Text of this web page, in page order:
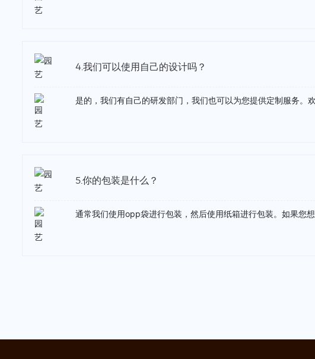
4.我们可以使用自己的设计吗？
是的，我们有自己的研发部门，我们也可以为您提供定制服务。
5.你的包装是什么？
通常我们使用opp袋进行包装，然后使用纸箱进行包装。如果您